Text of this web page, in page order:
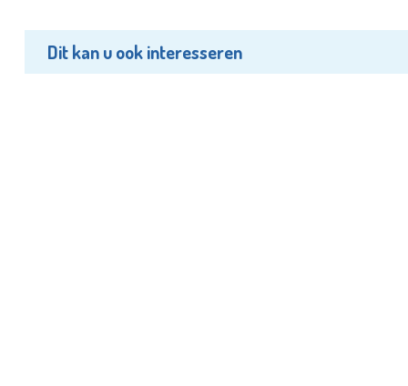
Dit kan u ook interesseren